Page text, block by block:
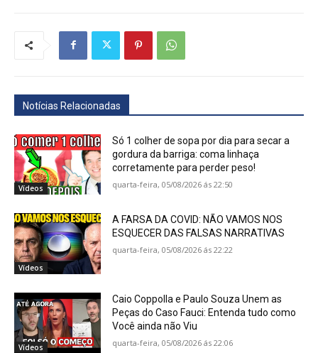
Notícias Relacionadas
Vídeos
Só 1 colher de sopa por dia para secar a
gordura da barriga: coma linhaça
corretamente para perder peso!
quarta-feira, 05/08/2026 ás 22:50
Vídeos
A FARSA DA COVID: NÃO VAMOS NOS
ESQUECER DAS FALSAS NARRATIVAS
quarta-feira, 05/08/2026 ás 22:22
Vídeos
Caio Coppolla e Paulo Souza Unem as
Peças do Caso Fauci: Entenda tudo como
Você ainda não Viu
quarta-feira, 05/08/2026 ás 22:06